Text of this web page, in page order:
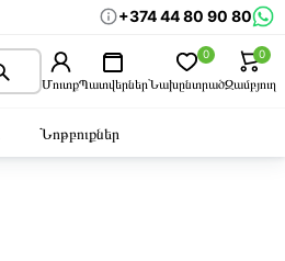
+374 44 80 90 80
ՄուտքՊատվերներՆախընտրած
0
Զամբյուղ
0
Նոթբուքներ